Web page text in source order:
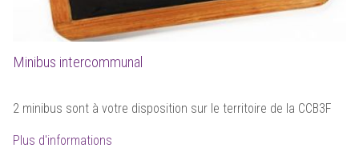
Minibus intercommunal
2 minibus sont à votre disposition sur le territoire de la CCB3F
Plus d'informations